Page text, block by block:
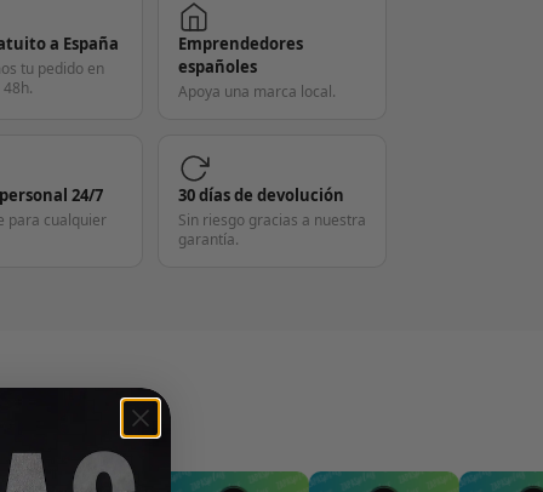
a España
tu pedido en
Emprendedores
españoles
Apoya una marca local.
24/7
para cualquier
30 días de devolución
Sin riesgo gracias a nuestra
garantía.